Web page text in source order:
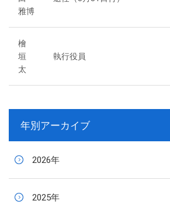
雅博
檜
垣
太
執行役員
年別アーカイブ
2026年
2025年